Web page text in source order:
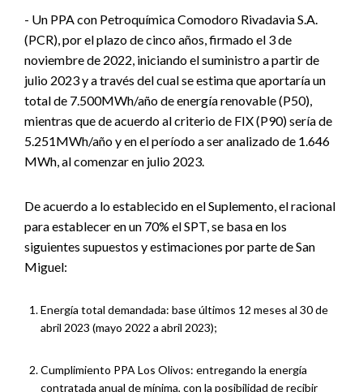
- Un PPA con Petroquímica Comodoro Rivadavia S.A.
(PCR), por el plazo de cinco años, firmado el 3 de
noviembre de 2022, iniciando el suministro a partir de
julio 2023 y a través del cual se estima que aportaría un
total de 7.500MWh/año de energía renovable (P50),
mientras que de acuerdo al criterio de FIX (P90) sería de
5.251MWh/año y en el período a ser analizado de 1.646
MWh, al comenzar en julio 2023.
De acuerdo a lo establecido en el Suplemento, el racional
para establecer en un 70% el SPT, se basa en los
siguientes supuestos y estimaciones por parte de San
Miguel:
Energía total demandada: base últimos 12 meses al 30 de
abril 2023 (mayo 2022 a abril 2023);
Cumplimiento PPA Los Olivos: entregando la energía
contratada anual de mínima, con la posibilidad de recibir